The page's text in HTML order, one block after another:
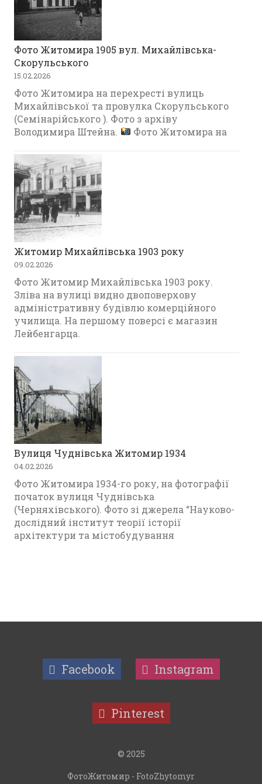
Фото Житомира 1905 вул. Михайлівська-
Скорульського
15.02.2026
Фото Житомира на перехресті вулиць
Михайлівської та провулка Скорульського
(Семінарійського ). Фото з архіву
Володимира Штейна.
Фото Житомира на
Житомир Михайлівська 1903 року
09.02.2026
Фото Житомир Михайлівська 1903 року.
Зліва на вулиці видно двоповерхову
адміністративну будівлю комерційного
училища. На першому поверсі є магазин
Лейбенгарца.
Вулиця Чуднівська Житомир 1934
04.02.2026
Фото Житомира 1934-го року, на фотографії
початок вулиця Чуднівська
(Черняхівського). Фото зі джерела “Науково-
дослідний інститут теорії історії
архітектури та містобудування
Facebook Instagram
Pinterest
© 2025
ФотоЖитомир - FotoZhytomyr